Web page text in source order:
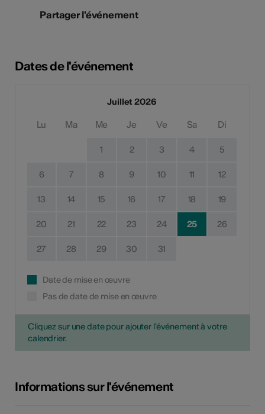
Partager l'événement
Dates de l'événement
Juillet 2026
Lu Ma Me Je Ve Sa Di
1 2 3 4 5
6 7 8 9 10 11 12
13 14 15 16 17 18 19
20 21 22 23 24 25 26
27 28 29 30 31
Date de mise en œuvre
Pas de date de mise en œuvre
Cliquez sur une date pour ajouter l'événement à votre
calendrier.
Informations sur l'événement